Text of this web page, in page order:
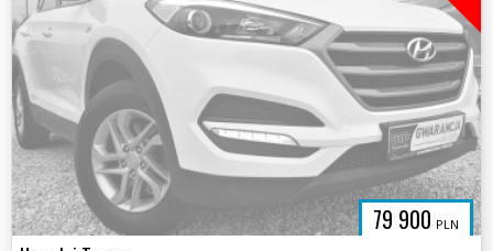
79 900 PLN